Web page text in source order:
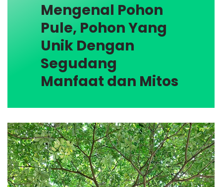
Mengenal Pohon
Pule, Pohon Yang
Unik Dengan
Segudang
Manfaat dan Mitos